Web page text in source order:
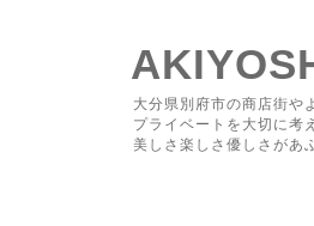
大分県別府市の商店街や
プライベートを大切に考
美しさ楽しさ優しさがあ